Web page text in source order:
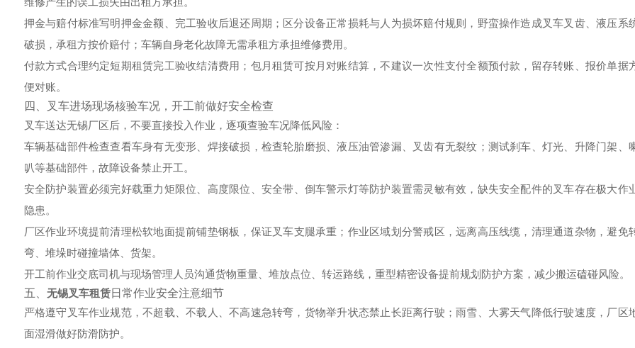
押金与赔付标准写明押金金额、完工验收后退还周期；区分设备正常损耗与人为损坏赔付规则，野蛮操作造成叉车叉齿、液压系
破损，承租方按价赔付；车辆自身老化故障无需承租方承担维修费用。
付款方式合理约定短期租赁完工验收结清费用；包月租赁可按月对账结算，不建议一次性支付全额预付款，留存转账、报价单据
便对账。
四、叉车进场现场核验车况，开工前做好安全检查
叉车送达无锡厂区后，不要直接投入作业，逐项查验车况降低风险：
车辆基础部件检查查看车身有无变形、焊接破损，检查轮胎磨损、液压油管渗漏、叉齿有无裂纹；测试刹车、灯光、升降门架、
叭等基础部件，故障设备禁止开工。
安全防护装置必须完好载重力矩限位、高度限位、安全带、倒车警示灯等防护装置需灵敏有效，缺失安全配件的叉车存在极大作
隐患。
厂区作业环境提前清理松软地面提前铺垫钢板，保证叉车支腿承重；作业区域划分警戒区，远离高压线缆，清理通道杂物，避免
弯、堆垛时碰撞墙体、货架。
开工前作业交底司机与现场管理人员沟通货物重量、堆放点位、转运路线，重型精密设备提前规划防护方案，减少搬运磕碰风险。
五、 无锡叉车租赁日常作业安全注意细节
严格遵守叉车作业规范，不超载、不载人、不高速急转弯，货物举升状态禁止长距离行驶；雨雪、大雾天气降低行驶速度，厂区
面湿滑做好防滑防护。